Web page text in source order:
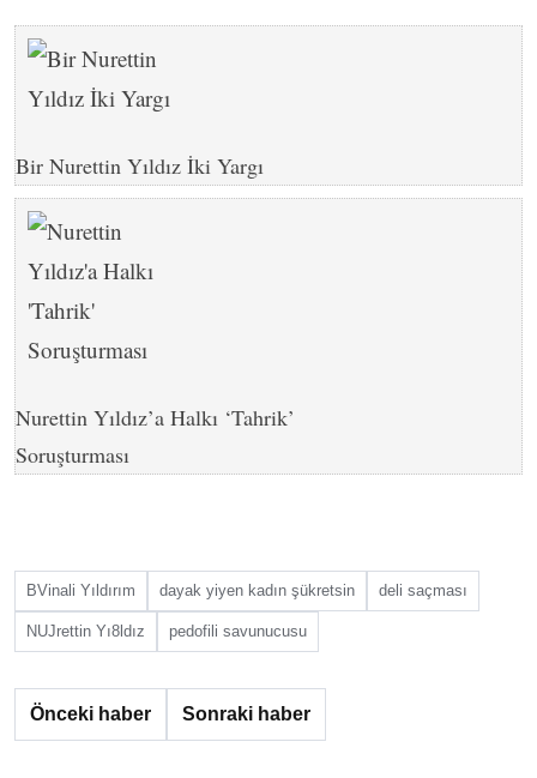
Bir Nurettin Yıldız İki Yargı
Nurettin Yıldız’a Halkı ‘Tahrik’
Soruşturması
BVinali Yıldırım dayak yiyen kadın şükretsin deli saçması
NUJrettin Yı8ldız pedofili savunucusu
Önceki haber Sonraki haber